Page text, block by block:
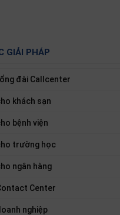
GIẢI PHÁP
đài Callcenter
khách sạn
bệnh viện
trường học
ngân hàng
Center
nghiệp